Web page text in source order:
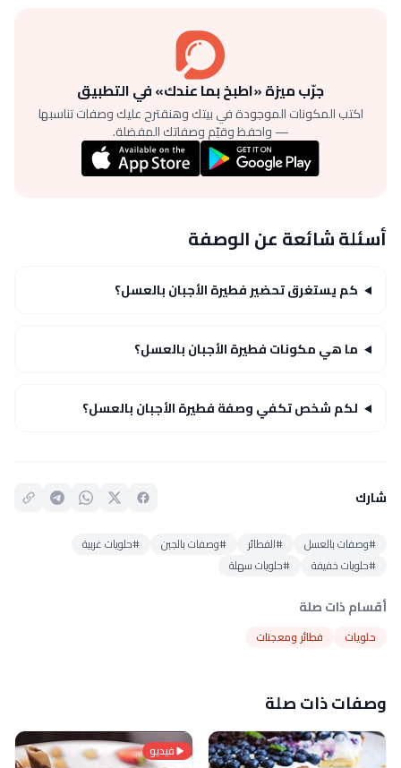
جرّب ميزة «اطبخ بما عندك» في التطبيق
اكتب المكونات الموجودة في بيتك وهنقترح عليك وصفات تناسبها
— واحفظ وقيّم وصفاتك المفضلة.
أسئلة شائعة عن الوصفة
كم يستغرق تحضير فطيرة الأجبان بالعسل؟
ما هي مكونات فطيرة الأجبان بالعسل؟
لكم شخص تكفي وصفة فطيرة الأجبان بالعسل؟
شارك
#وصفات بالعسل #الفطائر #وصفات بالجبن
#حلويات غربية
#حلويات خفيفة
#حلويات سهلة
أقسام ذات صلة
حلويات فطائر ومعجنات
وصفات ذات صلة
فيديو